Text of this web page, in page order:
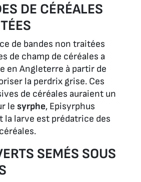
DE CÉRÉALES
de bandes non traitées
de champ de céréales a
en Angleterre à partir de
la perdrix grise. Ces
de céréales auraient un
le syrphe, Episyrphus
la larve est prédatrice des
SEMÉS SOUS